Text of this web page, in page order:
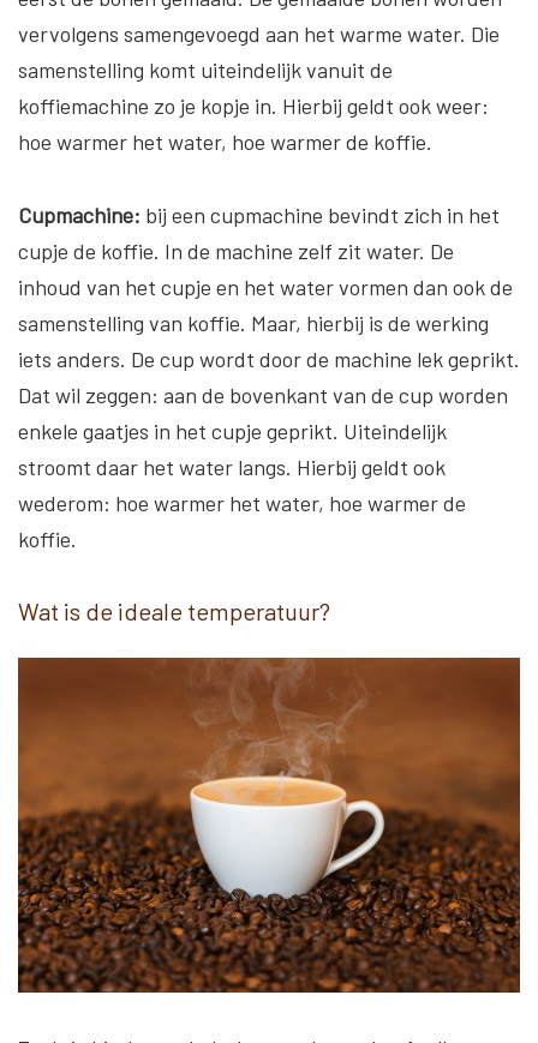
vervolgens samengevoegd aan het warme water. Die
samenstelling komt uiteindelijk vanuit de
koffiemachine zo je kopje in. Hierbij geldt ook weer:
hoe warmer het water, hoe warmer de koffie.
Cupmachine: bij een cupmachine bevindt zich in het
cupje de koffie. In de machine zelf zit water. De
inhoud van het cupje en het water vormen dan ook de
samenstelling van koffie. Maar, hierbij is de werking
iets anders. De cup wordt door de machine lek geprikt.
Dat wil zeggen: aan de bovenkant van de cup worden
enkele gaatjes in het cupje geprikt. Uiteindelijk
stroomt daar het water langs. Hierbij geldt ook
wederom: hoe warmer het water, hoe warmer de
koffie.
Wat is de ideale temperatuur?